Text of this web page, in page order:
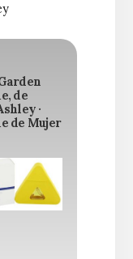
de
·
de Mujer